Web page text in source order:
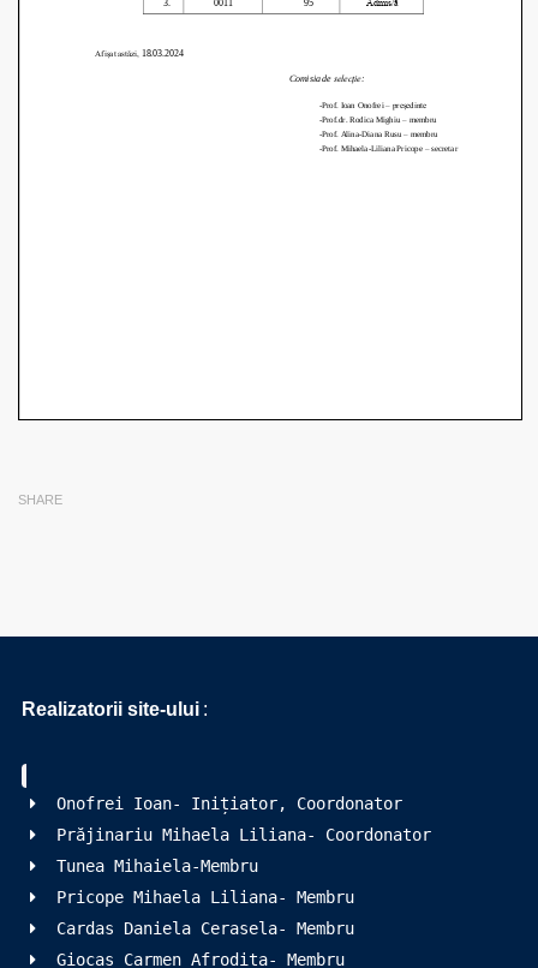
SHARE
Realizatorii site-ului :
Onofrei Ioan- Inițiator, Coordonator
Prăjinariu Mihaela Liliana- Coordonator
Tunea Mihaiela-Membru
Pricope Mihaela Liliana- Membru
Cardas Daniela Cerasela- Membru
Giocaș Carmen Afrodita- Membru